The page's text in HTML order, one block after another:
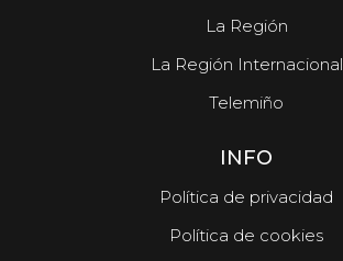
La Región
La Región Internacional
Telemiño
INFO
Política de privacidad
Política de cookies